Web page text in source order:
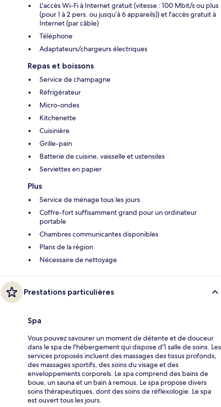
L'accès Wi-Fi à Internet gratuit (vitesse : 100 Mbit/s ou plus
(pour 1 à 2 pers. ou jusqu’à 6 appareils)) et l'accès gratuit à
Internet (par câble)
Téléphone
Adaptateurs/chargeurs électriques
Repas et boissons
Service de champagne
Réfrigérateur
Micro-ondes
Kitchenette
Cuisinière
Grille-pain
Batterie de cuisine, vaisselle et ustensiles
Serviettes en papier
Plus
Service de ménage tous les jours
Coffre-fort suffisamment grand pour un ordinateur
portable
Chambres communicantes disponibles
Plans de la région
Nécessaire de nettoyage
Prestations particulières
Spa
Vous pouvez savourer un moment de détente et de douceur
dans le spa de l'hébergement qui dispose d'1 salle de soins. Les
services proposés incluent des massages des tissus profonds,
des massages sportifs, des soins du visage et des
enveloppements corporels. Le spa comprend des bains de
boue, un sauna et un bain à remous. Le spa propose divers
soins thérapeutiques, dont des soins de réflexologie. Le spa
est ouvert tous les jours.